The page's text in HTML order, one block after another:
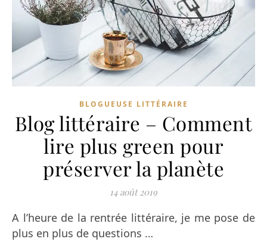
BLOGUEUSE LITTÉRAIRE
Blog littéraire – Comment
lire plus green pour
préserver la planète
14 août 2019
A l’heure de la rentrée littéraire, je me pose de
plus en plus de questions …